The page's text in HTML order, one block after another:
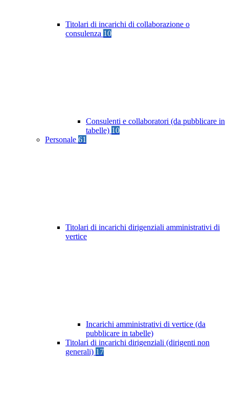
Titolari di incarichi di collaborazione o
consulenza 10
Consulenti e collaboratori (da pubblicare in
tabelle) 10
Personale 61
Titolari di incarichi dirigenziali amministrativi di
vertice
Incarichi amministrativi di vertice (da
pubblicare in tabelle)
Titolari di incarichi dirigenziali (dirigenti non
generali) 17